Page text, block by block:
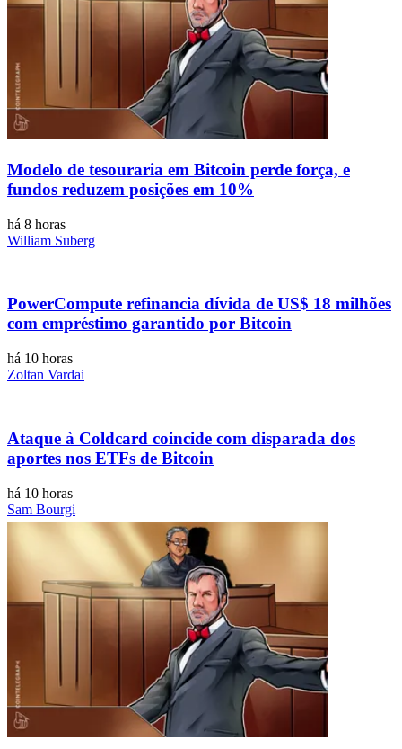
Modelo de tesouraria em Bitcoin perde força, e
fundos reduzem posições em 10%
há 8 horas
William Suberg
PowerCompute refinancia dívida de US$ 18 milhões
com empréstimo garantido por Bitcoin
há 10 horas
Zoltan Vardai
Ataque à Coldcard coincide com disparada dos
aportes nos ETFs de Bitcoin
há 10 horas
Sam Bourgi